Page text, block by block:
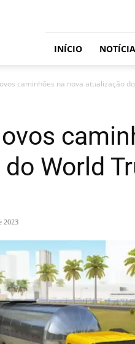
INÍCIO
caminhões na nova atualização
World
2023